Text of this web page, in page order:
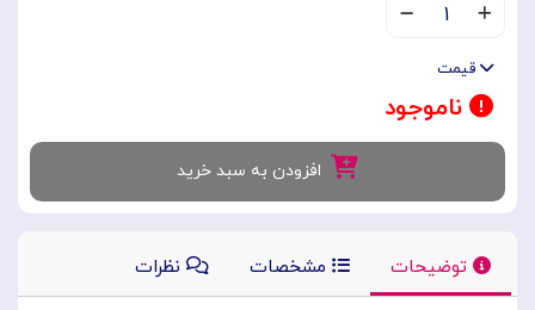
۱
قیمت
ناموجود
افزودن به سبد خرید
توضیحات مشخصات نظرات